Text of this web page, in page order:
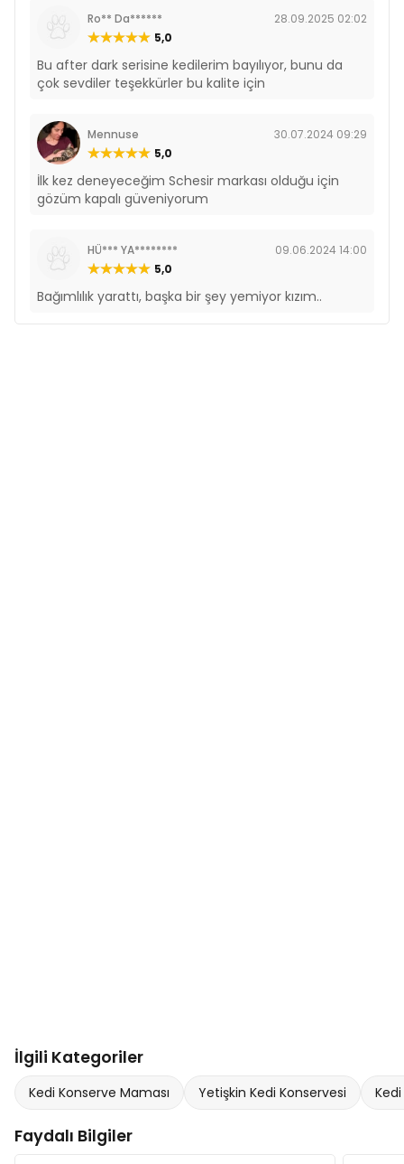
Ro** Da******
28.09.2025 02:02
5,0
Bu after dark serisine kedilerim bayılıyor, bunu da
çok sevdiler teşekkürler bu kalite için
Mennuse
30.07.2024 09:29
5,0
İlk kez deneyeceğim Schesir markası olduğu için
gözüm kapalı güveniyorum
HÜ*** YA********
09.06.2024 14:00
5,0
Bağımlılık yarattı, başka bir şey yemiyor kızım..
İlgili Kategoriler
Kedi Konserve Maması Yetişkin Kedi Konservesi
Faydalı Bilgiler